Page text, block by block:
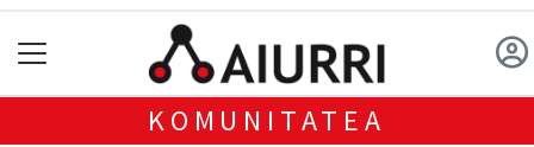
KOMUNITATEA